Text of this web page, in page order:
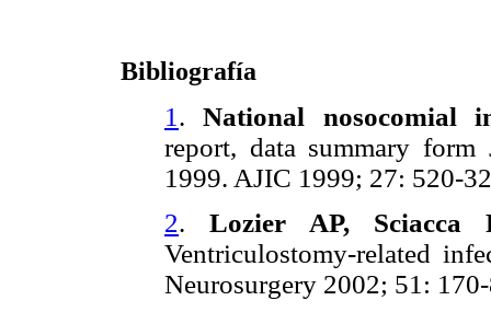
Bibliografía
1 . National nosocomial
report, data summary
1999. AJIC 1999; 27: 520-
2. Lozier AP, Sciacca
Ventriculostomy-related
Neurosurgery 2002; 51: